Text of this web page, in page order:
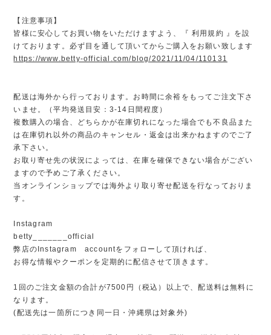
【注意事項】
皆様に安心してお買い物をいただけますよう、『 利用規約 』を設
けております。必ず目を通して頂いてからご購入をお願い致します
https://www.betty-official.com/blog/2021/11/04/110131
配送は海外から行っております。お時間に余裕をもってご注文下さ
いませ。（平均発送目安：3-14日間程度）
複数購入の場合、どちらかが在庫切れになった場合でも不良品また
は在庫切れ以外の商品のキャンセル・返金は出来かねますのでご了
承下さい。
お取り寄せ先の状況によっては、在庫を確保できない場合がござい
ますので予めご了承ください。
当オンラインショップでは海外より取り寄せ配送を行なっておりま
す。
Instagram
betty_______official
弊店のInstagram accountをフォローして頂ければ、
お得な情報やクーポンを定期的に配信させて頂きます。
1回のご注文金額の合計が7500円（税込）以上で、配送料は無料に
なります。
(配送先は一箇所につき同一日・沖縄県は対象外)